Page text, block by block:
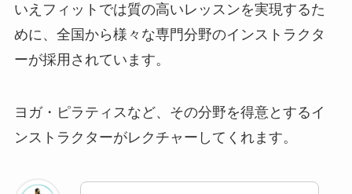
いえフィットでは質の高いレッスンを実現するた
めに、全国から様々な専門分野のインストラクタ
ーが採用されています。
ヨガ・ピラティスなど、その分野を得意とするイ
ンストラクターがレクチャーしてくれます。